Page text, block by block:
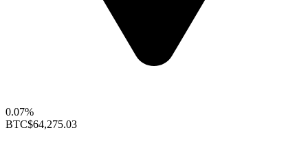
0.07%
BTC$64,275.03